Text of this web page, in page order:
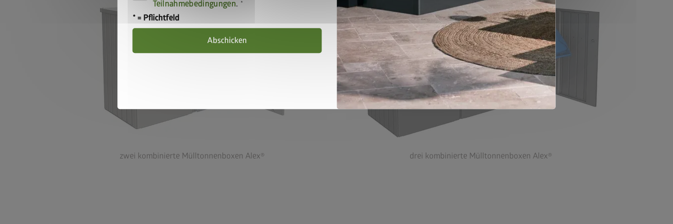
zwei kombinierte Mülltonnenboxen Alex® drei kombinierte Mülltonnenboxen Alex®
Teilnahmebedingungen.
* = Pflichtfeld
Abschicken